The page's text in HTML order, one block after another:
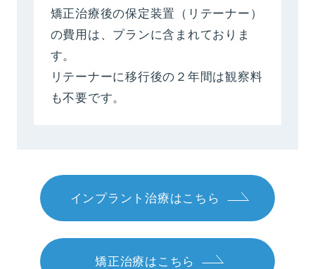
矯正治療後の保定装置（リテーナー）
の費用は、 プランに含まれておりま
す。
リテーナーに移行後の２年間は観察料
も不要です。
インプラント治療はこちら
矯正治療はこちら